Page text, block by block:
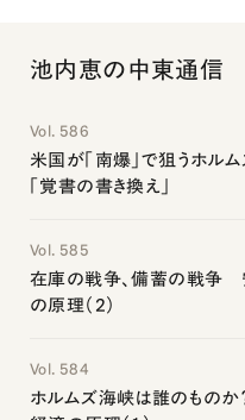
池内恵の中東通信
Vol. 586
米国が「南爆」で狙うホル
「覚書の書き換え」
Vol. 585
在庫の戦争、備蓄の戦争
の原理（2）
Vol. 584
ホルムズ海峡は誰のもの